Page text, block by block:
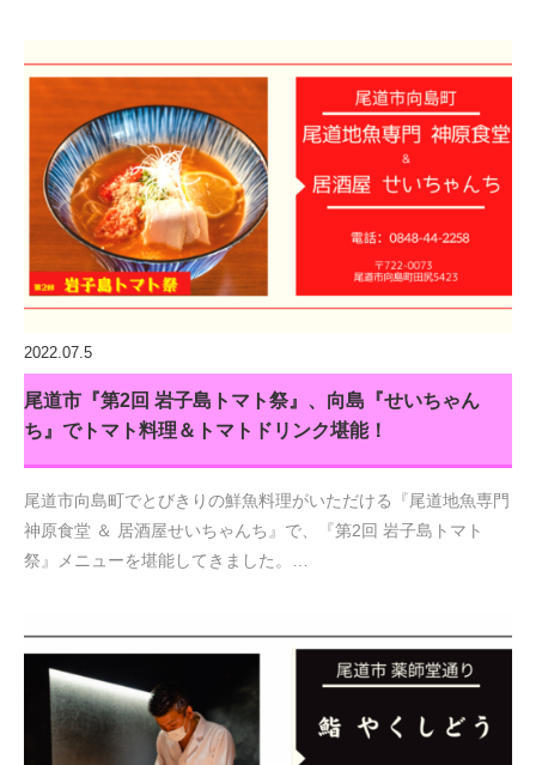
2022.07.5
尾道市『第2回 岩子島トマト祭』、向島『せいちゃん
ち』でトマト料理＆トマトドリンク堪能！
尾道市向島町でとびきりの鮮魚料理がいただける『尾道地魚専門
神原食堂 ＆ 居酒屋せいちゃんち』で、『第2回 岩子島トマト
祭』メニューを堪能してきました。…